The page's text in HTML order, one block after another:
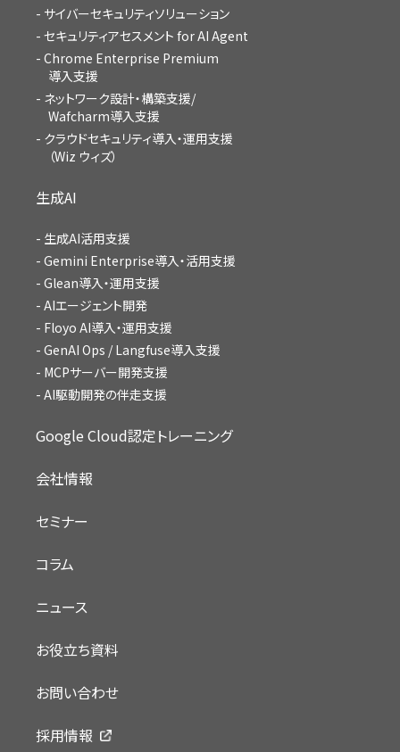
サイバーセキュリティソリューション
セキュリティアセスメント for AI Agent
Chrome Enterprise Premium
導入支援
ネットワーク設計・構築支援/
Wafcharm導入支援
クラウドセキュリティ導入・運用支援
（Wiz ウィズ）
生成AI
生成AI活用支援
Gemini Enterprise導入・活用支援
Glean導入・運用支援
AIエージェント開発
Floyo AI導入・運用支援
GenAI Ops / Langfuse導入支援
MCPサーバー開発支援
AI駆動開発の伴走支援
Google Cloud認定トレーニング
会社情報
セミナー
コラム
ニュース
お役立ち資料
お問い合わせ
採用情報